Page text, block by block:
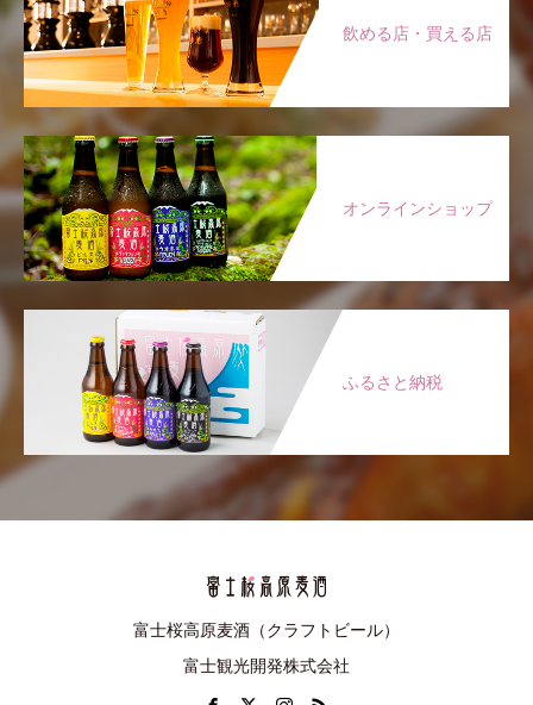
飲める店・買える店
オンラインショップ
ふるさと納税
富士桜高原麦酒（クラフトビール）
富士観光開発株式会社